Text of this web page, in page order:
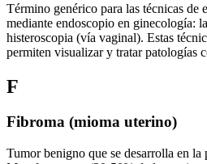
Término genérico para las técnicas de
mediante endoscopio en ginecología:
histeroscopia (vía vaginal). Estas
permiten visualizar y tratar patologías
F
Fibroma (mioma uterino)
Tumor benigno que se desarrolla en la